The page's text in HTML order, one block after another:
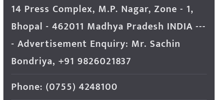
14 Press Complex, M.P. Nagar, Zone - 1,
Bhopal - 462011 Madhya Pradesh INDIA ---
- Advertisement Enquiry: Mr. Sachin
Bondriya, +91 9826021837
Phone: (0755) 4248100